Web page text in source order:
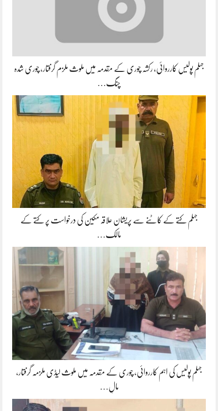
جہلم پولیس کارروائی، رکشہ چوری کے مقدمہ میں ملوث ملزم گرفتار، چوری شدہ
چنگ…
جہلم کتے کے کاٹنے سے پریشان علاقہ مکین کی درخواست پر کتے کے
مالک…
جہلم پولیس کی اہم کارروائی، چوری کے مقدمہ میں ملوث لیڈی ملزمہ گرفتار،
مالِ…